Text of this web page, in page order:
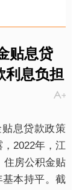
贴息贷
利息负担
息贷款政策
2022年，江
住房公积金贴
基本持平。截